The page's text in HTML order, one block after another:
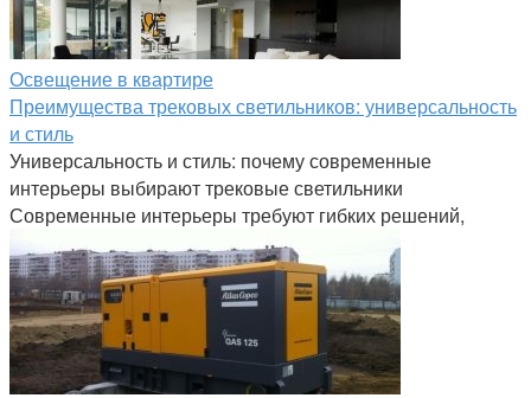
Освещение в квартире
Преимущества трековых светильников: универсальность
и стиль
Универсальность и стиль: почему современные
интерьеры выбирают трековые светильники
Современные интерьеры требуют гибких решений,